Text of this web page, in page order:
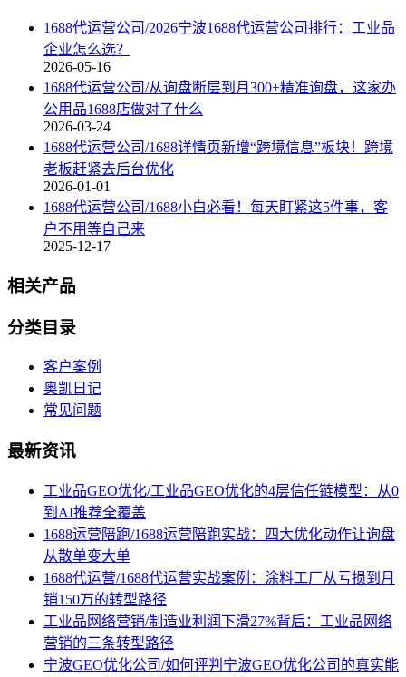
1688代运营公司/2026宁波1688代运营公司排行：工业品
企业怎么选？
2026-05-16
1688代运营公司/从询盘断层到月300+精准询盘，这家办
公用品1688店做对了什么
2026-03-24
1688代运营公司/1688详情页新增“跨境信息”板块！跨境
老板赶紧去后台优化
2026-01-01
1688代运营公司/1688小白必看！每天盯紧这5件事，客
户不用等自己来
2025-12-17
相关产品
分类目录
客户案例
奥凯日记
常见问题
最新资讯
工业品GEO优化/工业品GEO优化的4层信任链模型：从0
到AI推荐全覆盖
1688运营陪跑/1688运营陪跑实战：四大优化动作让询盘
从散单变大单
1688代运营/1688代运营实战案例：涂料工厂从亏损到月
销150万的转型路径
工业品网络营销/制造业利润下滑27%背后：工业品网络
营销的三条转型路径
宁波GEO优化公司/如何评判宁波GEO优化公司的真实能